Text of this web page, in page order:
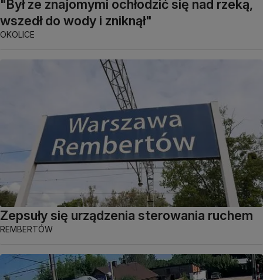
"Był ze znajomymi ochłodzić się nad rzeką,
wszedł do wody i zniknął"
OKOLICE
Zepsuły się urządzenia sterowania ruchem
REMBERTÓW